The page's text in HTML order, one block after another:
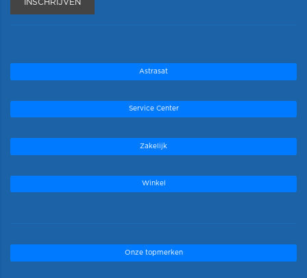
INSCHRIJVEN
Astrasat
Service Center
Zakelijk
Winkel
Onze topmerken